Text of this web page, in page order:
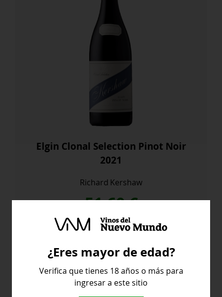
Elgin Clonal Selection Pinot Noir
2021
Richard Kershaw
51,60€
Elgin
Selection
Noir
2021
Comprar
¿Eres mayor de edad?
Verifica que tienes 18 años o más para
ingresar a este sitio